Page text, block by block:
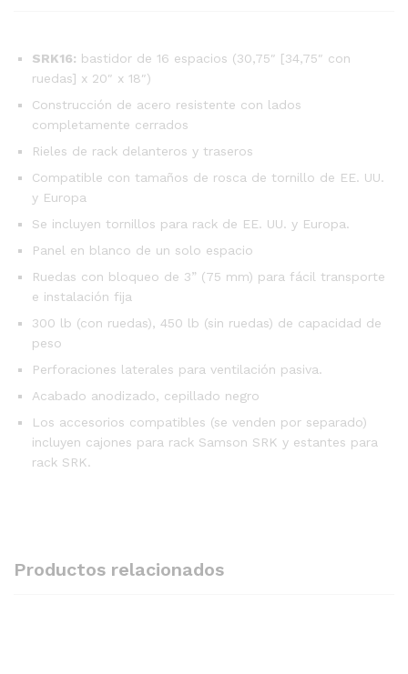
SRK16: bastidor de 16 espacios (30,75″ [34,75″ con
ruedas] x 20″ x 18″)
Construcción de acero resistente con lados
completamente cerrados
Rieles de rack delanteros y traseros
Compatible con tamaños de rosca de tornillo de EE. UU.
y Europa
Se incluyen tornillos para rack de EE. UU. y Europa.
Panel en blanco de un solo espacio
Ruedas con bloqueo de 3” (75 mm) para fácil transporte
e instalación fija
300 lb (con ruedas), 450 lb (sin ruedas) de capacidad de
peso
Perforaciones laterales para ventilación pasiva.
Acabado anodizado, cepillado negro
Los accesorios compatibles (se venden por separado)
incluyen cajones para rack Samson SRK y estantes para
rack SRK.
Productos relacionados